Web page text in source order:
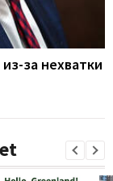
за нехватки